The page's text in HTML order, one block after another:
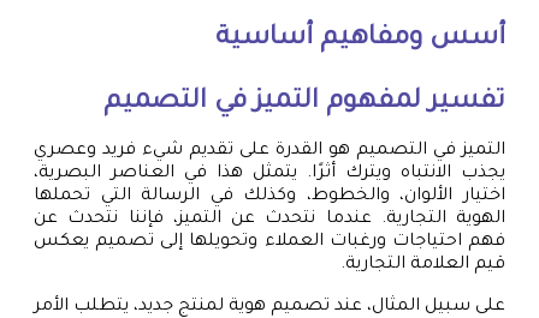
أسس ومفاهيم أساسية
تفسير لمفهوم التميز في التصميم
التميز في التصميم هو القدرة على تقديم شيء فريد وعصري
يجذب الانتباه ويترك أثرًا. يتمثل هذا في العناصر البصرية،
اختيار الألوان، والخطوط، وكذلك في الرسالة التي تحملها
الهوية التجارية. عندما نتحدث عن التميز، فإننا نتحدث عن
فهم احتياجات ورغبات العملاء وتحويلها إلى تصميم يعكس
قيم العلامة التجارية.
على سبيل المثال، عند تصميم هوية لمنتج جديد، يتطلب الأمر